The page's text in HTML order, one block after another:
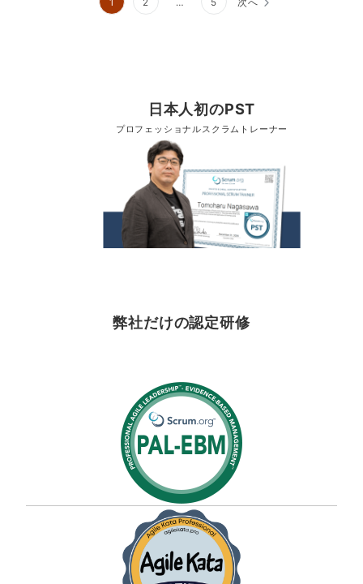
日本人初のPST
プロフェッショナルスクラムトレーナー
弊社だけの認定研修